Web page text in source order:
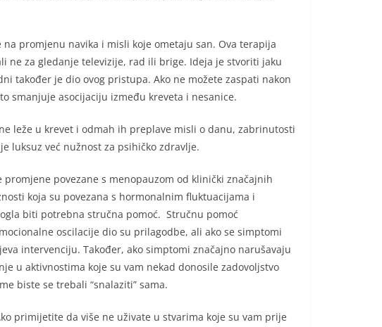
promjenu navika i misli koje ometaju san. Ova terapija
ne za gledanje televizije, rad ili brige. Ideja je stvoriti jaku
također je dio ovog pristupa. Ako ne možete zaspati nakon
smanjuje asocijaciju između kreveta i nesanice.
leže u krevet i odmah ih preplave misli o danu, zabrinutosti
luksuz već nužnost za psihičko zdravlje.
povezane s menopauzom od klinički značajnih
koja su povezana s hormonalnim fluktuacijama i
biti potrebna stručna pomoć. Stručnu pomoć
oscilacije dio su prilagodbe, ali ako se simptomi
intervenciju. Također, ako simptomi značajno narušavaju
u aktivnostima koje su vam nekad donosile zadovoljstvo
biste se trebali “snalaziti” sama.
primijetite da više ne uživate u stvarima koje su vam prije